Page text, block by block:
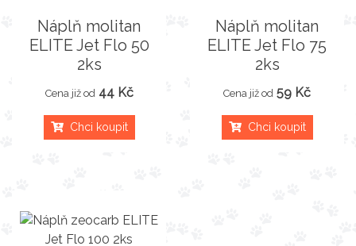
Náplň molitan
ELITE Jet Flo 50
2ks
Cena již od 44 Kč
Chci koupit
Náplň molitan
ELITE Jet Flo 75
2ks
Cena již od 59 Kč
Chci koupit